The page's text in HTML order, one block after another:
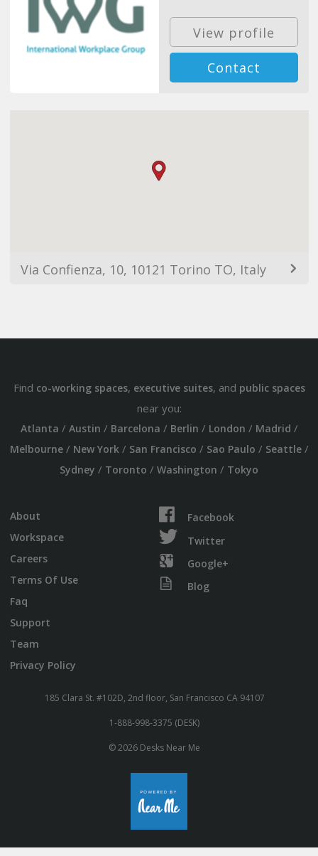
View profile
Contact
Via Confienza, 10, 10121 Torino TO, Italy
Find co-working spaces, executive suites, and public spaces
near you:
Atlanta / Austin / Barcelona / Berlin / London / Madrid /
Melbourne/ New York/ San Francisco / Sao Paulo / Seattle/
Sydney / Toronto / Washington / Tokyo
About
Workspace
Careers
Terms Of Use
Faq
Support
Team
Privacy Policy
Facebook
Twitter
Google+
Blog
185 Clara St. #102D, 2nd floor, San Francisco CA 94107
1-888-998-3375 (DESK)
© 2026 Desks Near Me